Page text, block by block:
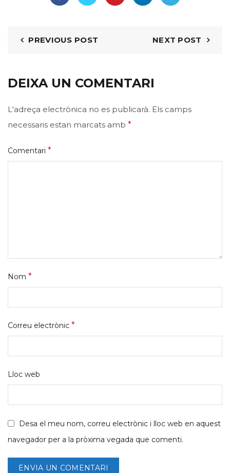
PREVIOUS POST NEXT POST
DEIXA UN COMENTARI
L'adreça electrònica no es publicarà. Els camps
necessaris estan marcats amb *
Comentari *
Nom *
Correu electrònic *
Lloc web
Desa el meu nom, correu electrònic i lloc web en aquest
navegador per a la pròxima vegada que comenti.